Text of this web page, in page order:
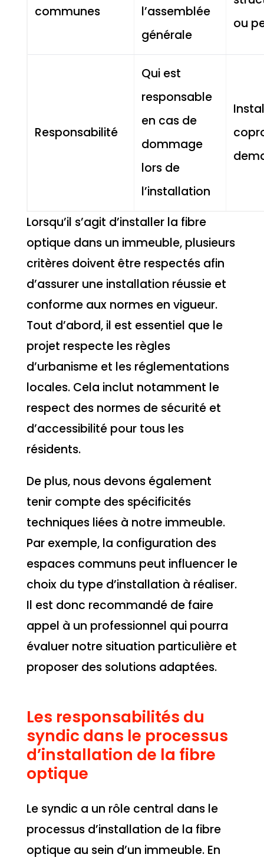
communes
l’assemblée
générale
ou
Responsabilité
Qui est
responsable
en cas de
dommage
lors de
l’installation
Lorsqu’il s’agit d’installer la fibre
optique dans un immeuble, plusieurs
critères doivent être respectés afin
d’assurer une installation réussie et
conforme aux normes en vigueur.
Tout d’abord, il est essentiel que le
projet respecte les règles
d’urbanisme et les réglementations
locales. Cela inclut notamment le
respect des normes de sécurité et
d’accessibilité pour tous les
résidents.
De plus, nous devons également
tenir compte des spécificités
techniques liées à notre immeuble.
Par exemple, la configuration des
espaces communs peut influencer le
choix du type d’installation à réaliser.
Il est donc recommandé de faire
appel à un professionnel qui pourra
évaluer notre situation particulière et
proposer des solutions adaptées.
Les responsabilités du
syndic dans le processus
d’installation de la fibre
optique
Le syndic a un rôle central dans le
processus d’installation de la fibre
optique au sein d’un immeuble. En